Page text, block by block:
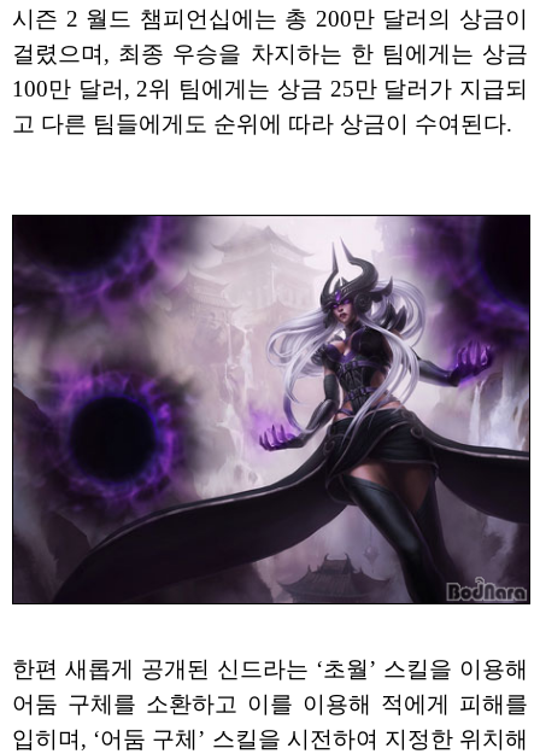
시즌 2 월드 챔피언십에는 총 200만 달러의 상금이
걸렸으며, 최종 우승을 차지하는 한 팀에게는 상금
100만 달러, 2위 팀에게는 상금 25만 달러가 지급되
고 다른 팀들에게도 순위에 따라 상금이 수여된다.
한편 새롭게 공개된 신드라는 ‘초월’ 스킬을 이용해
어둠 구체를 소환하고 이를 이용해 적에게 피해를
입히며, ‘어둠 구체’ 스킬을 시전하여 지정한 위치해